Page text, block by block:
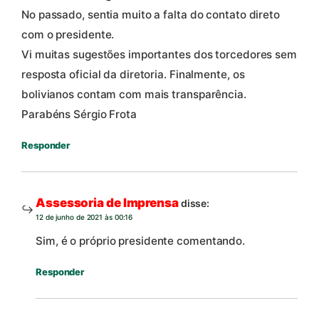
No passado, sentia muito a falta do contato direto
com o presidente.
Vi muitas sugestões importantes dos torcedores sem
resposta oficial da diretoria. Finalmente, os
bolivianos contam com mais transparência.
Parabéns Sérgio Frota
Responder
Assessoria de Imprensadisse:
12 de junho de 2021 às 00:16
Sim, é o próprio presidente comentando.
Responder